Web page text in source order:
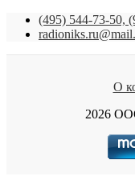
(495) 544-73-50,
О
2026